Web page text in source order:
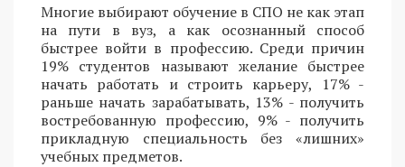
Многие выбирают обучение в СПО не как этап
на пути в вуз, а как осознанный способ
быстрее войти в профессию. Среди причин
19% студентов называют желание быстрее
начать работать и строить карьеру, 17% -
раньше начать зарабатывать, 13% - получить
востребованную профессию, 9% - получить
прикладную специальность без «лишних»
учебных предметов.